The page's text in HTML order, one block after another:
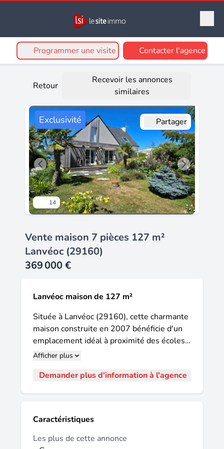
Programmer une visite Contacter l'agence
Retour
Recevoir les annonces
similaires
Exclusivité
14
Partager
Vente maison 7 pièces 127 m²
Lanvéoc (29160)
369 000 €
Lanvéoc maison de 127 m²
Située à Lanvéoc (29160), cette charmante
maison construite en 2007 bénéficie d'un
emplacement idéal à proximité des écoles
et de la plage. Son terrain de 1500 m²
verdoyant. Les aménagements extérieurs
permet de profiter de la luminosité
naturelle tout au long de la journée. Le rez-
de-chaussée se compose d'une cuisine
Afficher plus
Demander plus d'information à l'agence
Caractéristiques
Les plus de cette annonce